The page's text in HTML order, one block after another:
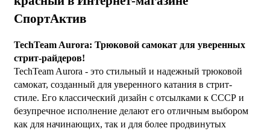
СпортАктив
TechTeam Aurora: Трюковой самокат для уверенных
стрит-райдеров!
TechTeam Aurora - это стильный и надежный трюковой
самокат, созданный для уверенного катания в стрит-
стиле. Его классический дизайн с отсылками к СССР и
безупречное исполнение делают его отличным выбором
как для начинающих, так и для более продвинутых